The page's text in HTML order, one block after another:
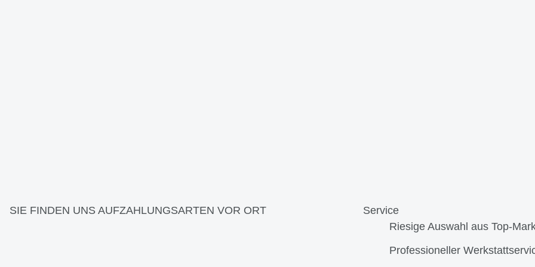
SIE FINDEN UNS AUFZAHLUNGSARTEN VOR ORT
Service
Riesige Auswahl aus Top-
Professioneller